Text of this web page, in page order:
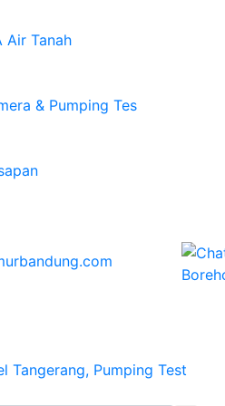
Air Tanah
& Pumping Tes
| Pembuatan
Bor, Geolistrik, Borehole